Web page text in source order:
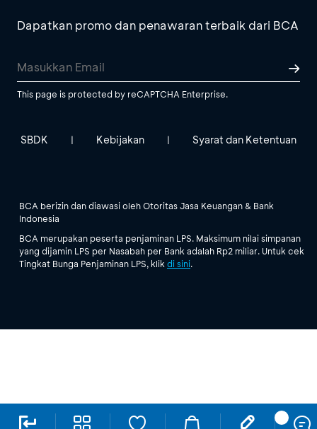
Dapatkan promo dan penawaran terbaik dari BCA
This page is protected by reCAPTCHA Enterprise.
SBDK | Kebijakan | Syarat dan Ketentuan
BCA berizin dan diawasi oleh Otoritas Jasa Keuangan & Bank
Indonesia
BCA merupakan peserta penjaminan LPS. Maksimum nilai simpanan
yang dijamin LPS per Nasabah per Bank adalah Rp2 miliar. Untuk cek
Tingkat Bunga Penjaminan LPS, klik di sini.